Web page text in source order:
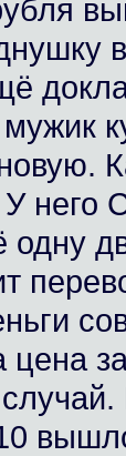
У него
одну
цена